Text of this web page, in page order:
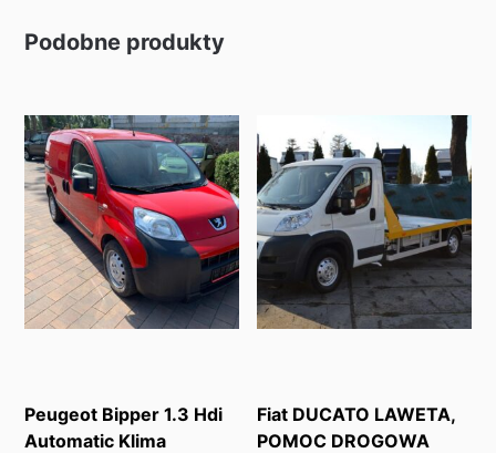
Podobne produkty
Peugeot Bipper 1.3 Hdi
Automatic Klima
Fiat DUCATO LAWETA,
POMOC DROGOWA